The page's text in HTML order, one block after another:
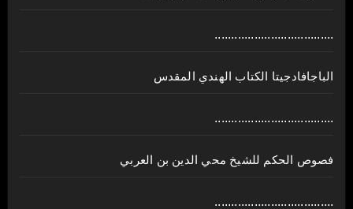
....................................
الباجافادجيتا الكتاب الهندي المقدس
....................................
فصوص الحكم للشيخ محي الدين بن العربي
....................................